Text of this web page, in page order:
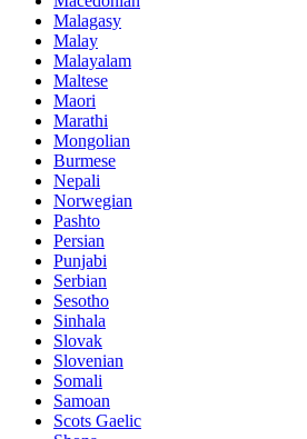
Malagasy
Malay
Malayalam
Maltese
Maori
Marathi
Mongolian
Burmese
Nepali
Norwegian
Pashto
Persian
Punjabi
Serbian
Sesotho
Sinhala
Slovak
Slovenian
Somali
Samoan
Scots Gaelic